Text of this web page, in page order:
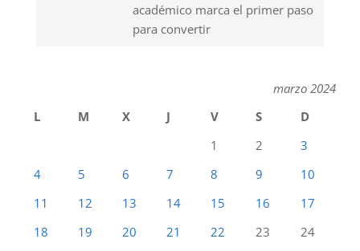
académico marca el primer paso
para convertir
marzo 2024
L
M X J V S
D
1
2
3
4
5 6 7 8 9
10
11
12 13 14 15 16
17
18
19 20 21 22 23
24